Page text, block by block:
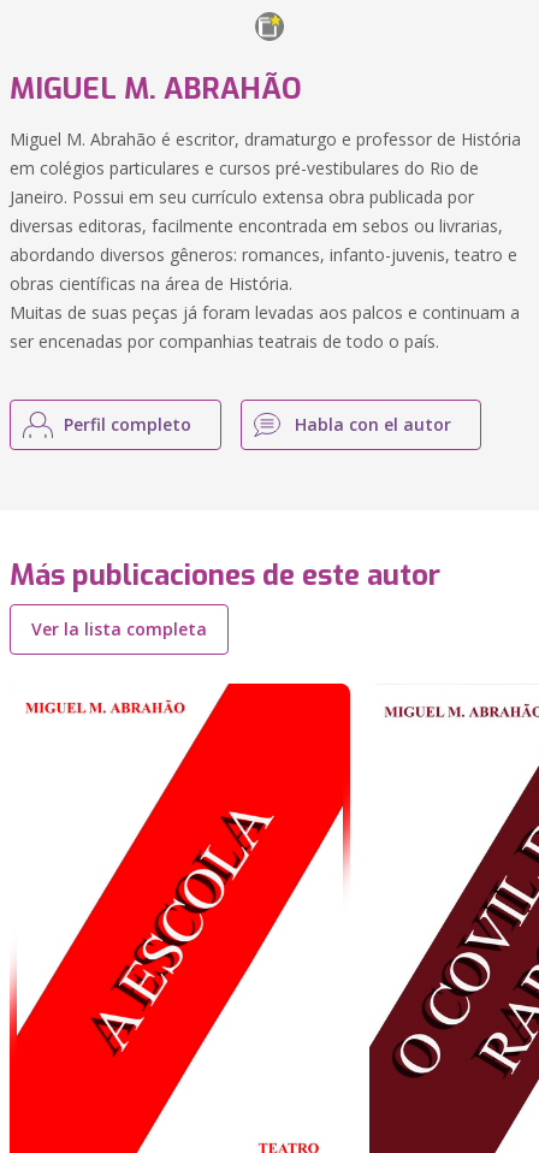
MIGUEL M. ABRAHÃO
Miguel M. Abrahão é escritor, dramaturgo e professor de História
em colégios particulares e cursos pré-vestibulares do Rio de
Janeiro. Possui em seu currículo extensa obra publicada por
diversas editoras, facilmente encontrada em sebos ou livrarias,
abordando diversos gêneros: romances, infanto-juvenis, teatro e
obras científicas na área de História.
Muitas de suas peças já foram levadas aos palcos e continuam a
ser encenadas por companhias teatrais de todo o país.
Perfil completo Habla con el autor
Más publicaciones de este autor
Ver la lista completa